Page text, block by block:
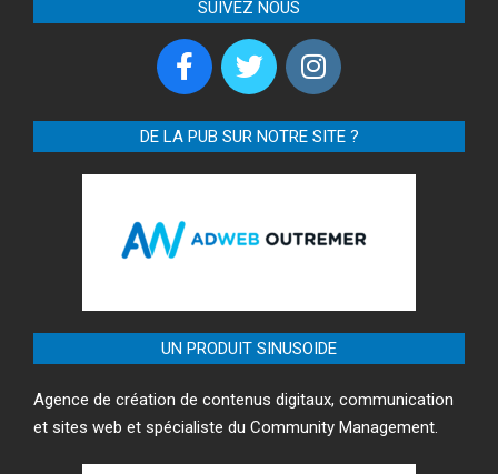
SUIVEZ NOUS
DE LA PUB SUR NOTRE SITE ?
UN PRODUIT SINUSOIDE
Agence de création de contenus digitaux, communication
et sites web et spécialiste du Community Management.